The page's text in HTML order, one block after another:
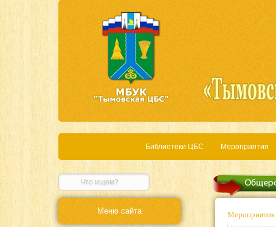
Библиотеки ЦБС Мероприятия
Меню сайта Мероприятия